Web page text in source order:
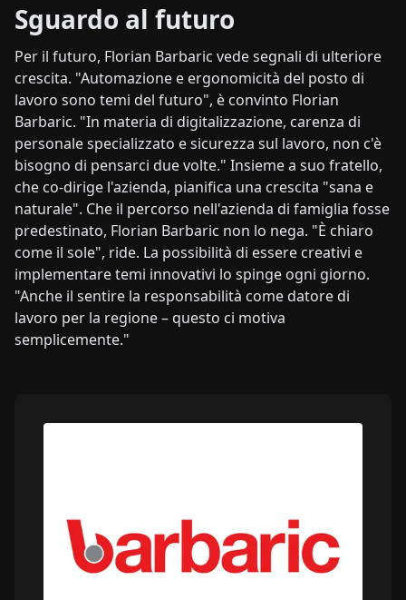
Sguardo al futuro
Per il futuro, Florian Barbaric vede segnali di ulteriore
crescita. "Automazione e ergonomicità del posto di
lavoro sono temi del futuro", è convinto Florian
Barbaric. "In materia di digitalizzazione, carenza di
personale specializzato e sicurezza sul lavoro, non c'è
bisogno di pensarci due volte." Insieme a suo fratello,
che co-dirige l'azienda, pianifica una crescita "sana e
naturale". Che il percorso nell'azienda di famiglia fosse
predestinato, Florian Barbaric non lo nega. "È chiaro
come il sole", ride. La possibilità di essere creativi e
implementare temi innovativi lo spinge ogni giorno.
"Anche il sentire la responsabilità come datore di
lavoro per la regione – questo ci motiva
semplicemente."